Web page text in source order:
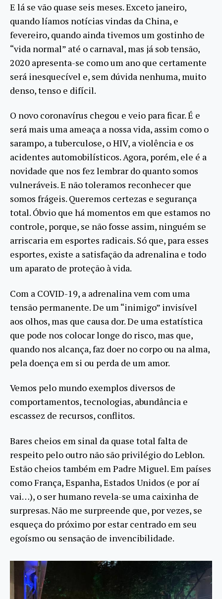
E lá se vão quase seis meses. Exceto janeiro,
quando líamos notícias vindas da China, e
fevereiro, quando ainda tivemos um gostinho de
“vida normal” até o carnaval, mas já sob tensão,
2020 apresenta-se como um ano que certamente
será inesquecível e, sem dúvida nenhuma, muito
denso, tenso e difícil.
O novo coronavírus chegou e veio para ficar. É e
será mais uma ameaça a nossa vida, assim como o
sarampo, a tuberculose, o HIV, a violência e os
acidentes automobilísticos. Agora, porém, ele é a
novidade que nos fez lembrar do quanto somos
vulneráveis. E não toleramos reconhecer que
somos frágeis. Queremos certezas e segurança
total. Óbvio que há momentos em que estamos no
controle, porque, se não fosse assim, ninguém se
arriscaria em esportes radicais. Só que, para esses
esportes, existe a satisfação da adrenalina e todo
um aparato de proteção à vida.
Com a COVID-19, a adrenalina vem com uma
tensão permanente. De um “inimigo” invisível
aos olhos, mas que causa dor. De uma estatística
que pode nos colocar longe do risco, mas que,
quando nos alcança, faz doer no corpo ou na alma,
pela doença em si ou perda de um amor.
Vemos pelo mundo exemplos diversos de
comportamentos, tecnologias, abundância e
escassez de recursos, conflitos.
Bares cheios em sinal da quase total falta de
respeito pelo outro não são privilégio do Leblon.
Estão cheios também em Padre Miguel. Em países
como França, Espanha, Estados Unidos (e por aí
vai…), o ser humano revela-se uma caixinha de
surpresas. Não me surpreende que, por vezes, se
esqueça do próximo por estar centrado em seu
egoísmo ou sensação de invencibilidade.